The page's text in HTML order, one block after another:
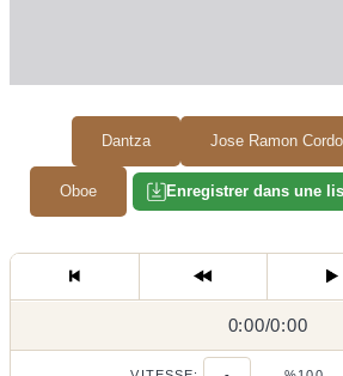
Dantza Jose Ramon
Oboe Enregistrer dans une
0:00/
0:00/0:00